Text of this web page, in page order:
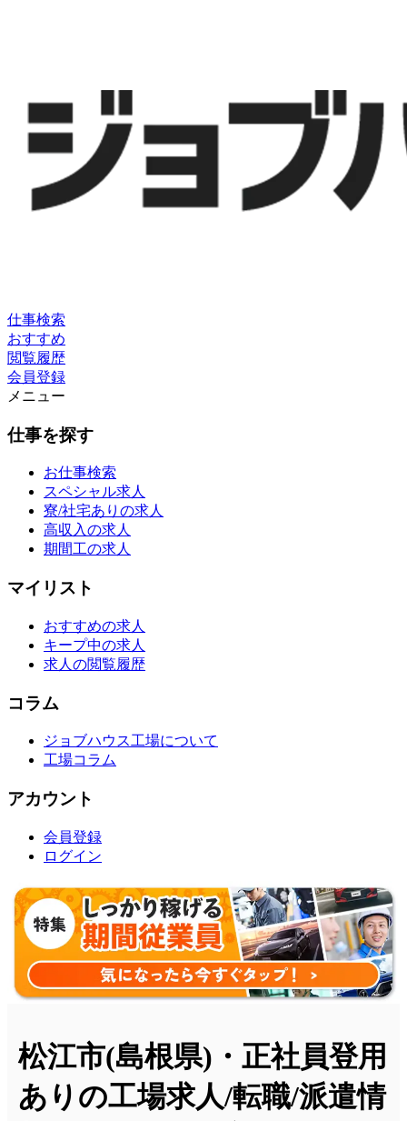
仕事検索
おすすめ
閲覧履歴
会員登録
メニュー
仕事を探す
お仕事検索
スペシャル求人
寮/社宅ありの求人
高収入の求人
期間工の求人
マイリスト
おすすめの求人
キープ中の求人
求人の閲覧履歴
コラム
ジョブハウス工場について
工場コラム
アカウント
会員登録
ログイン
松江市(島根県)・正社員登用
ありの工場求人/転職/派遣情